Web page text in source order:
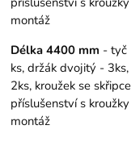
montáž
Délka 4400 mm - tyč
ks, držák dvojitý -
2ks, kroužek se
příslušenství s
montáž